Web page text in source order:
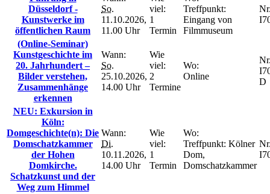
Düsseldorf -
Kunstwerke im
öffentlichen Raum
So.
11.10.2026,
11.00 Uhr
viel:
1
Termin
Treffpunkt:
Eingang von
Filmmuseum
(Online-Seminar)
Kunstgeschichte im
20. Jahrhundert –
Bilder verstehen,
Zusammenhänge
erkennen
Wann:
So.
25.10.2026,
14.00 Uhr
Wie
viel:
2
Termine
Wo:
Online
D
NEU: Exkursion in
Köln:
Domgeschichte(n): Die
Domschatzkammer
der Hohen
Domkirche.
Schatzkunst und der
Weg zum Himmel
Wann:
Di.
10.11.2026,
14.00 Uhr
Wie
viel:
1
Termin
Wo:
Treffpunkt: Kölner
Dom,
Domschatzkammer